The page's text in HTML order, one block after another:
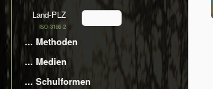
Land-PLZ
ISO-3166-2
... Methoden
... Medien
... Schulformen